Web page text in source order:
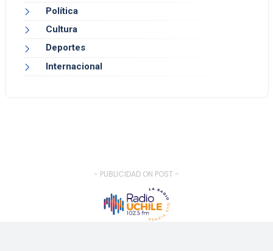
Política
Cultura
Deportes
Internacional
- PUBLICIDAD ON POST -